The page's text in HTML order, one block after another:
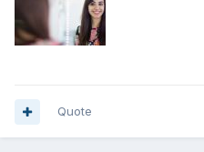
Quote